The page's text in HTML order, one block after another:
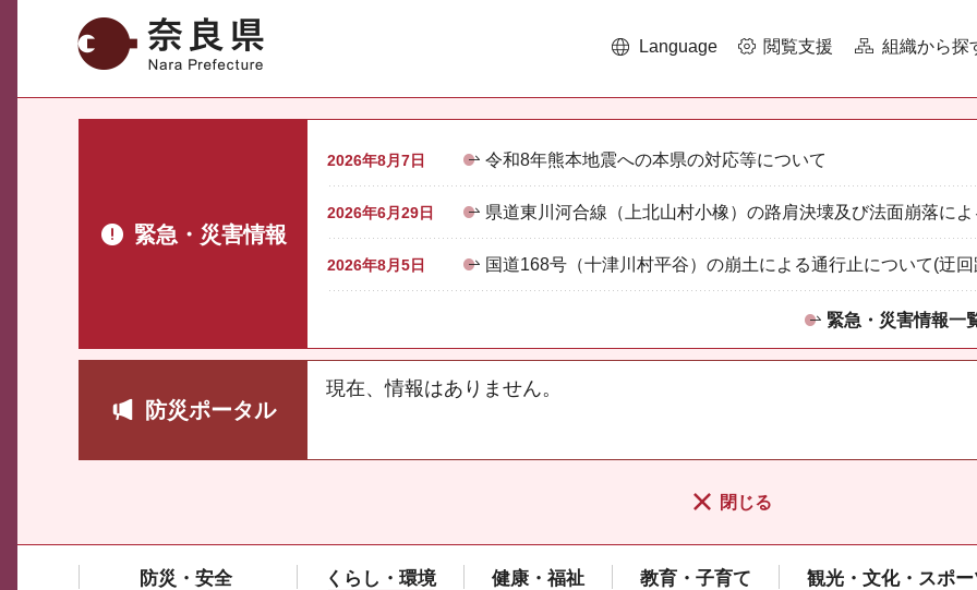
奈良県 Language 閲覧支援 組織から探
緊急・災害情報
2026年8月7日 令和8年熊本地震への本県の対応等について
2026年6月29日 県道東川河合線（上北山村小橡）の路肩決壊及び法面崩落に
2026年8月5日 国道168号（十津川村平谷）の崩土による通行止について(迂
緊急・災害情報一
防災ポータル
現在、情報はありません。
閉じる
防災・安全 くらし・環境 健康・福祉 教育・子育て 観光・文化・スポー